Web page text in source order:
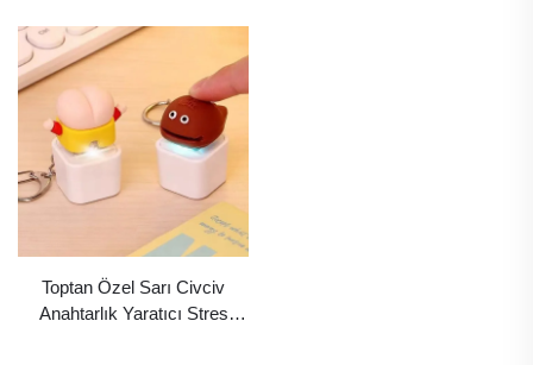
Anahtarlık Kızlar İçin
Anahtarlıklar
Toptan Özel Sarı Civciv
Anahtarlık Yaratıcı Stres